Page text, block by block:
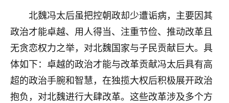
北魏冯太后虽把控朝政却少遭诟病，主要因其
政治才能卓越、用人得当、注重节俭、推动改革且
无贪恋权力之举，对北魏国家与子民贡献巨大。具
体如下：卓越的政治才能与改革贡献冯太后具有高
超的政治手腕和智慧，在独揽大权后积极展开政治
抱负，对北魏进行大肆改革。这些改革涉及多个方
17分钟前 来自湖北 19
心若莲花
我是做餐饮的，这两年，生意屡屡受挫，店开一家关
一家，要么生意不好，生意好的就出事。前些年攒的
家底快败光了，真是倒霉！我也想找人看看到底怎么
回事？